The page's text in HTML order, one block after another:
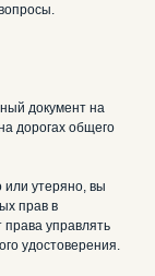
документ на
дорогах общего
или утеряно, вы
прав в
управлять
удостоверения.